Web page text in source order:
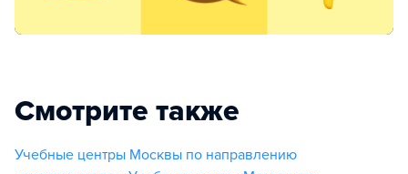
Смотрите также
Учебные центры Москвы по направлению